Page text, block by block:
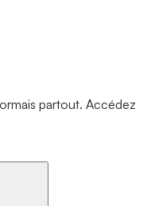
partout. Accédez